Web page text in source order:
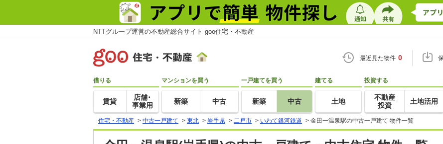
NTTグループ運営の不動産総合サイト goo住宅・不動産
最近見た物件 0
借りる
賃貸
店舗･
事業用
マンションを買う
新築 中古
一戸建てを買う
新築 中古
建てる
土地
投資する
不動産
投資
土地活用
住宅・不動産 > 中古一戸建て > 東北 > 岩手県 > 二戸市 > いわて銀河鉄道 > 金田一温泉駅の中古一戸建て 物件一覧